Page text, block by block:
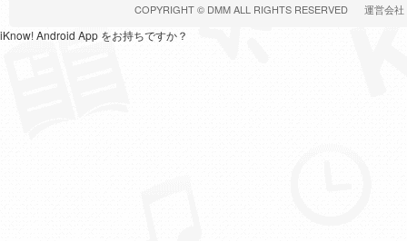
COPYRIGHT © DMMALL RIGHTS RESERVED 運営会社
iKnow! Android App をお持ちですか？